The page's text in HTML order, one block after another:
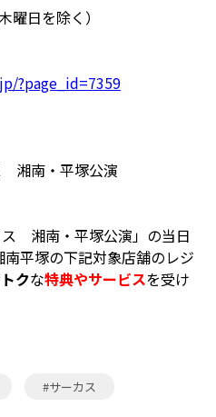
日を除く）
?page_id=7359
湘南・平塚公演
ス 湘南・平塚公演」の当日
平塚の下記対象店舗のレジ
クな特典やサービスを受け
#サーカス